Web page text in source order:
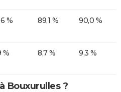
% 89,1 % 90,0 %
% 8,7 % 9,3 %
Bouxurulles ?